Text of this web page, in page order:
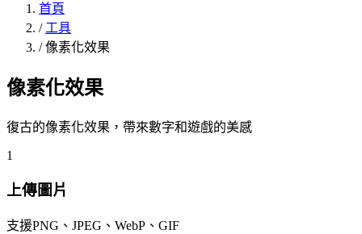
首頁
/ 工具
/ 像素化效果
像素化效果
復古的像素化效果，帶來數字和遊戲的美感
1
上傳圖片
支援PNG、JPEG、WebP、GIF